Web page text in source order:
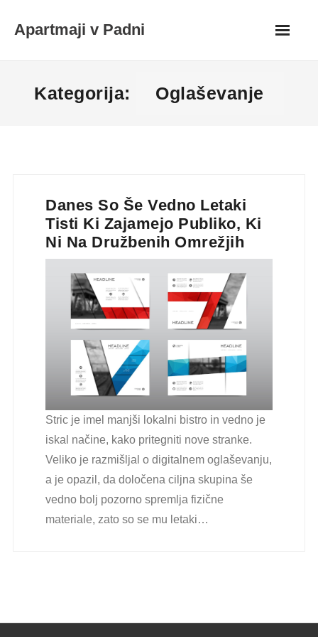
Apartmaji v Padni
Kategorija: Oglaševanje
Danes So Še Vedno Letaki
Tisti Ki Zajamejo Publiko, Ki
Ni Na Družbenih Omrežjih
Stric je imel manjši lokalni bistro in vedno je
iskal načine, kako pritegniti nove stranke.
Veliko je razmišljal o digitalnem oglaševanju,
a je opazil, da določena ciljna skupina še
vedno bolj pozorno spremlja fizične
materiale, zato so se mu letaki…